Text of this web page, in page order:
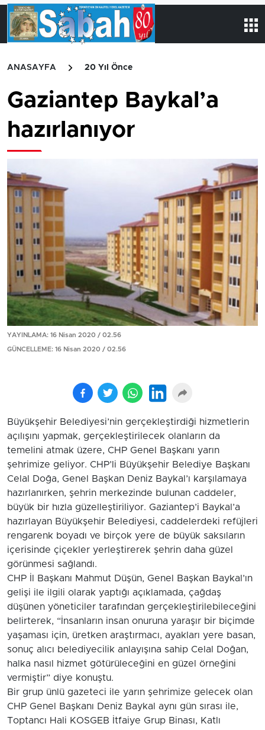
ANASAYFA 20 Yıl Önce
Gaziantep Baykal’a
hazırlanıyor
YAYINLAMA: 16 Nisan 2020 / 02.56
GÜNCELLEME: 16 Nisan 2020 / 02.56
Büyükşehir Belediyesi’nin gerçekleştirdiği hizmetlerin
açılışını yapmak, gerçekleştirilecek olanların da
temelini atmak üzere, CHP Genel Başkanı yarın
şehrimize geliyor. CHP’li Büyükşehir Belediye Başkanı
Celal Doğa, Genel Başkan Deniz Baykal’ı karşılamaya
hazırlanırken, şehrin merkezinde bulunan caddeler,
büyük bir hızla güzelleştiriliyor. Gaziantep’i Baykal’a
hazırlayan Büyükşehir Belediyesi, caddelerdeki refüjleri
rengarenk boyadı ve birçok yere de büyük saksıların
içerisinde çiçekler yerleştirerek şehrin daha güzel
görünmesi sağlandı.
CHP İl Başkanı Mahmut Düşün, Genel Başkan Baykal’ın
gelişi ile ilgili olarak yaptığı açıklamada, çağdaş
düşünen yöneticiler tarafından gerçekleştirilebileceğini
belirterek, “İnsanların insan onuruna yaraşır bir biçimde
yaşaması için, üretken araştırmacı, ayakları yere basan,
sonuç alıcı belediyecilik anlayışına sahip Celal Doğan,
halka nasıl hizmet götürüleceğini en güzel örneğini
vermiştir” diye konuştu.
Bir grup ünlü gazeteci ile yarın şehrimize gelecek olan
CHP Genel Başkanı Deniz Baykal aynı gün sırası ile,
Toptancı Hali KOSGEB İtfaiye Grup Binası, Katlı